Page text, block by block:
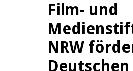
Film- und
NRW
Deutschen